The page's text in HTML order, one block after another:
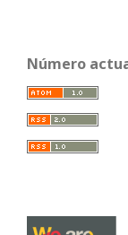
Número